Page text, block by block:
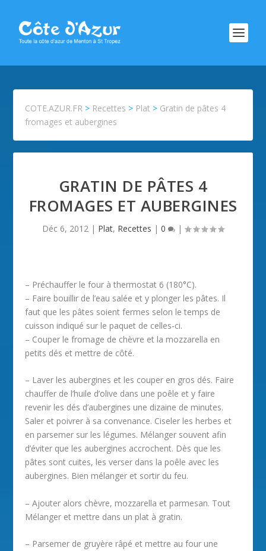
COTE.AZUR.FR > Recettes > Plat > Gratin de pâtes 4
fromages et aubergines
GRATIN DE PÂTES 4
FROMAGES ET AUBERGINES
Déc 6, 2012 | Plat, Recettes | 0 |
– Préchauffer le four à thermostat 6 (180°C).
– Faire bouillir de l’eau salée et y plonger les pâtes. Il
faut que les pâtes soient fermes selon le temps de
cuisson indiqué sur le paquet de celles-ci.
– Couper le fromage de chèvre et la mozzarella en
petits dés et mettre de côté.
– Laver les aubergines et les couper en gros dés. Faire
chauffer de l’huile d’olive dans une poêle et y faire
revenir les dés d’aubergines une dizaine de minutes.
Saler et poivrer à sa convenance. Ciseler les herbes et
en parsemer sur les légumes. Mélanger souvent afin
d’éviter que les aubergines accrochent. Dès que les
pâtes sont cuites, les verser dans la poêle avec les
aubergines. Bien mélanger et sortir du feu.
– Ajouter alors chèvre, mozzarella et parmesan. Tout
Mélanger et mettre dans un plat à gratin.
– Parsemer de gruyère râpé et mettre au four une